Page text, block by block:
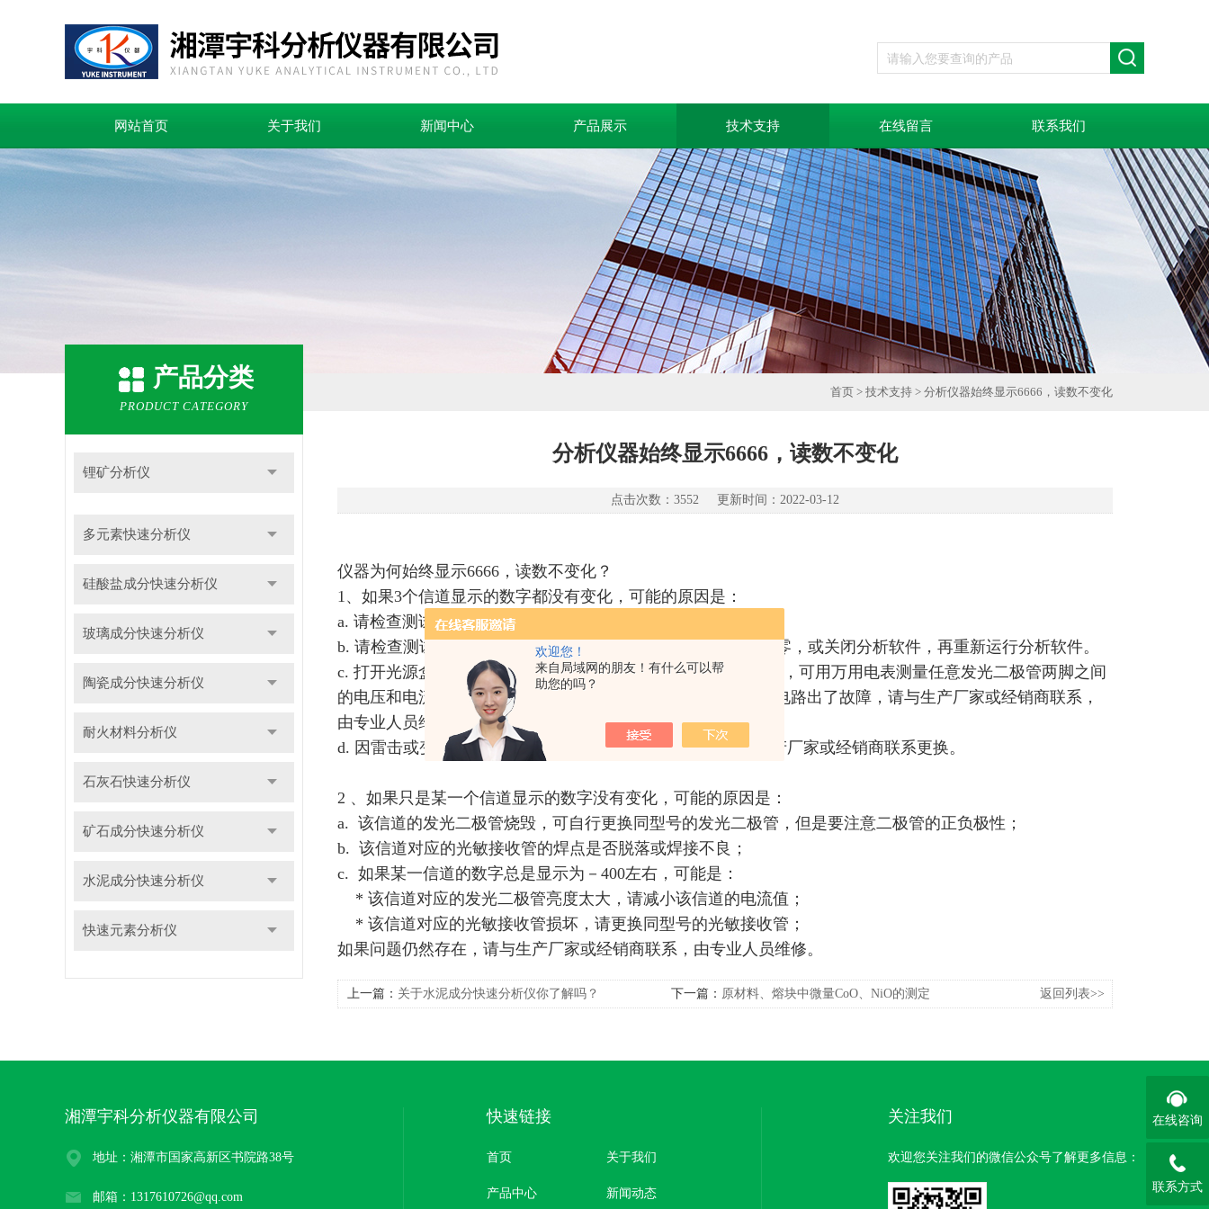
欢迎您！
来自局域网的朋友！有什么可以帮
助您的吗？
网站首页 关于我们 新闻中心 产品展示 技术支持 在线留言 联系我们
产品分类
PRODUCT CATEGORY
锂矿分析仪
多元素快速分析仪
硅酸盐成分快速分析仪
玻璃成分快速分析仪
陶瓷成分快速分析仪
耐火材料分析仪
石灰石快速分析仪
矿石成分快速分析仪
水泥成分快速分析仪
快速元素分析仪
首页 > 技术支持 > 分析仪器始终显示6666，读数不变化
分析仪器始终显示6666，读数不变化
点击次数：3552 更新时间：2022-03-12
仪器为何始终显示6666，读数不变化？
1、如果3个信道显示的数字都没有变化，可能的原因是：
a. 请检查测试主机相应的信道开关是否接通？
b. 请检查测试主机上纠偏是否调到极限位置？可将纠偏值设为零，或关闭分析软件，再重新运行分析软件。
c. 打开光源盒盖，观察4个信道的发光二极管是否都亮？若不亮，可用万用电表测量任意发光二极管两脚之间
的电压和电流值。如果没有电压输出或电压值太高，说明仪器电路出了故障，请与生产厂家或经销商联系，
由专业人员维修。
d. 因雷击或变压器短路导致A/D转换卡或控制卡损坏。请与生产厂家或经销商联系更换。
2 、如果只是某一个信道显示的数字没有变化，可能的原因是：
a. 该信道的发光二极管烧毁，可自行更换同型号的发光二极管，但是要注意二极管的正负极性；
b. 该信道对应的光敏接收管的焊点是否脱落或焊接不良；
c. 如果某一信道的数字总是显示为－400左右，可能是：
* 该信道对应的发光二极管亮度太大，请减小该信道的电流值；
* 该信道对应的光敏接收管损坏，请更换同型号的光敏接收管；
如果问题仍然存在，请与生产厂家或经销商联系，由专业人员维修。
上一篇： 关于水泥成分快速分析仪你了解吗？ 下一篇： 原材料、熔块中微量CoO、NiO的测定 返回列表>>
湘潭宇科分析仪器有限公司
地址：湘潭市国家高新区书院路38号
邮箱：1317610726@qq.com
快速链接
首页 关于我们
产品中心 新闻动态
关注我们
欢迎您关注我们的微信公众号了解更多信息：
在线咨询
联系方式